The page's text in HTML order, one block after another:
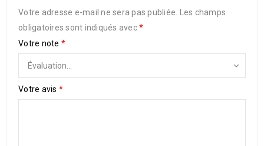
Votre adresse e-mail ne sera pas publiée.
Les champs
obligatoires sont indiqués avec*
Votre note *
Votre avis *